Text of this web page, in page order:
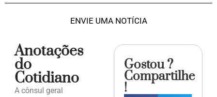
ENVIE UMA NOTÍCIA
Anotações
do
Cotidiano
A cônsul geral
Gostou ?
Compartilhe
!